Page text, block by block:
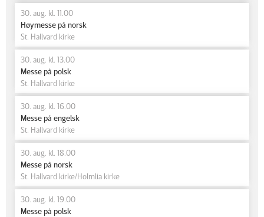
30. aug. kl. 11.00
Høymesse på norsk
St. Hallvard kirke
30. aug. kl. 13.00
Messe på polsk
St. Hallvard kirke
30. aug. kl. 16.00
Messe på engelsk
St. Hallvard kirke
30. aug. kl. 18.00
Messe på norsk
St. Hallvard kirke/Holmlia kirke
30. aug. kl. 19.00
Messe på polsk